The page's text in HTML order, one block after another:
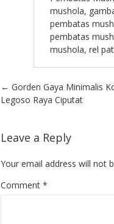
mushola,
pembatas
pembatas
mushola, rel
Post
← Gorden Gaya Minimalis
Legoso Raya Ciputat
Leave a Reply
Your email address will not
Comment *